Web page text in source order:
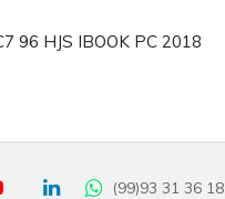
96 HJS IBOOK PC 2018
(99)93 31 36 18